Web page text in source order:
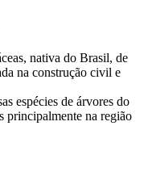
nativa do Brasil, de
na construção civil e
espécies de árvores do
principalmente na região